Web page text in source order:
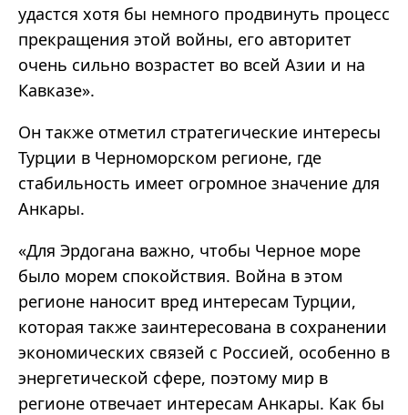
удастся хотя бы немного продвинуть процесс
прекращения этой войны, его авторитет
очень сильно возрастет во всей Азии и на
Кавказе».
Он также отметил стратегические интересы
Турции в Черноморском регионе, где
стабильность имеет огромное значение для
Анкары.
«Для Эрдогана важно, чтобы Черное море
было морем спокойствия. Война в этом
регионе наносит вред интересам Турции,
которая также заинтересована в сохранении
экономических связей с Россией, особенно в
энергетической сфере, поэтому мир в
регионе отвечает интересам Анкары. Как бы